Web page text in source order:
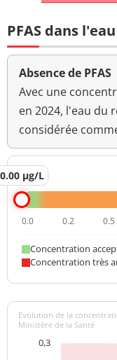
PFAS dans
Absence de PFAS
Avec une
en 2024, l'eau du
considérée
0.00 µg/L
0.0 0.2 0.5
Concentration
Concentration très
Evolution de la
Ministère de la Santé
0,3